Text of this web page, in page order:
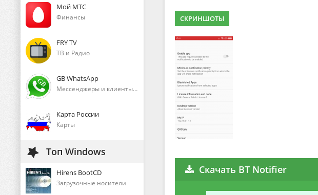
Мой МТС
Финансы
FRY TV
ТВ и Радио
GB WhatsApp
Мессенджеры и клиенты голосового общения
Карта России
Карты
Топ Windows
Hirens BootCD
Загрузочные носители
СКРИНШОТЫ
Скачать BT Notifier